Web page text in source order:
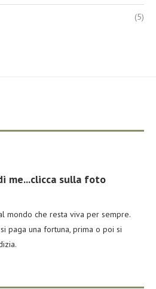
(5)
me...clicca sulla foto
mondo che resta viva per sempre.
paga una fortuna, prima o poi si